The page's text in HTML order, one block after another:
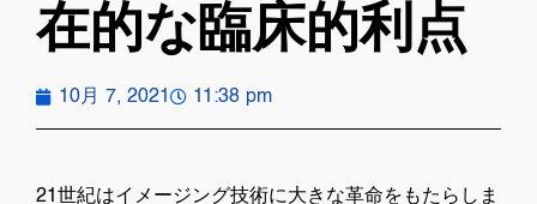
在的な臨床的利点
10月 7, 2021 11:38 pm
21世紀はイメージング技術に大きな革命をもたらしま